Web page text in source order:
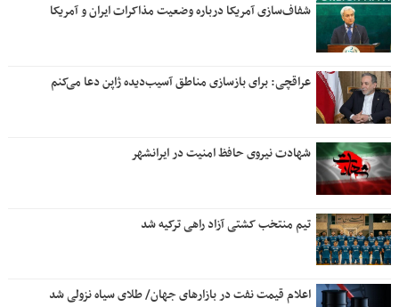
شفاف‌سازی آمریکا درباره وضعیت مذاکرات ایران و آمریکا
عراقچی: برای بازسازی مناطق آسیب‌دیده ژاپن دعا می‌کنم
شهادت نیروی حافظ امنیت در ایرانشهر
تیم منتخب کشتی آزاد راهی ترکیه شد
اعلام قیمت نفت در بازارهای جهان/ طلای سیاه نزولی شد